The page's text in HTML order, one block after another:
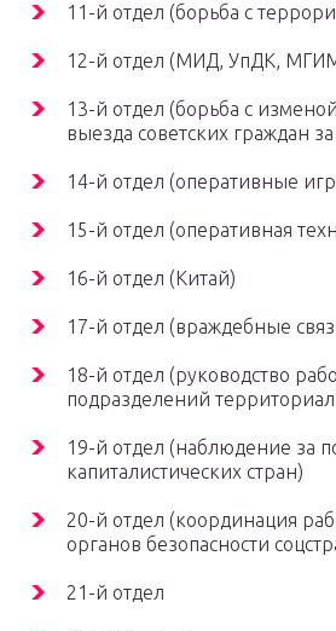
11-й отдел (борьба с
12-й отдел (МИД, УпДК,
13-й отдел (борьба с
выезда советских граждан
14-й отдел (оперативные
15-й отдел (оперативная
16-й отдел (Китай)
17-й отдел (враждебные
18-й отдел (руководство
подразделений
19-й отдел (наблюдение за
капиталистических стран)
20-й отдел (координация
органов безопасности
21-й отдел